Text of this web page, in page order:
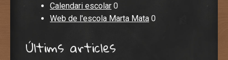
Calendari escolar 0
Web de l'escola Marta Mata 0
Últims articles